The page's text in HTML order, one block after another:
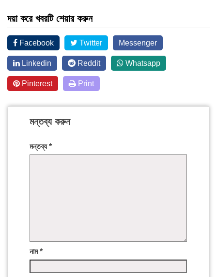
দয়া করে খবরটি শেয়ার করুন
Facebook Twitter Messenger
Linkedin Reddit Whatsapp
Pinterest Print
মন্তব্য করুন
মন্তব্য*
নাম*